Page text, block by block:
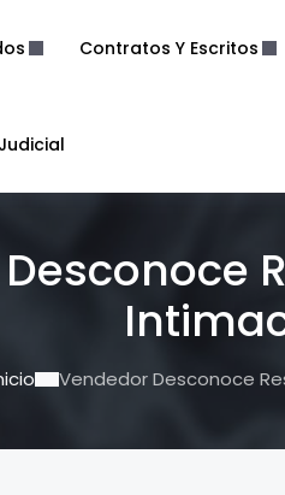
Contratos Y Escritos
Vendedor Desconoce